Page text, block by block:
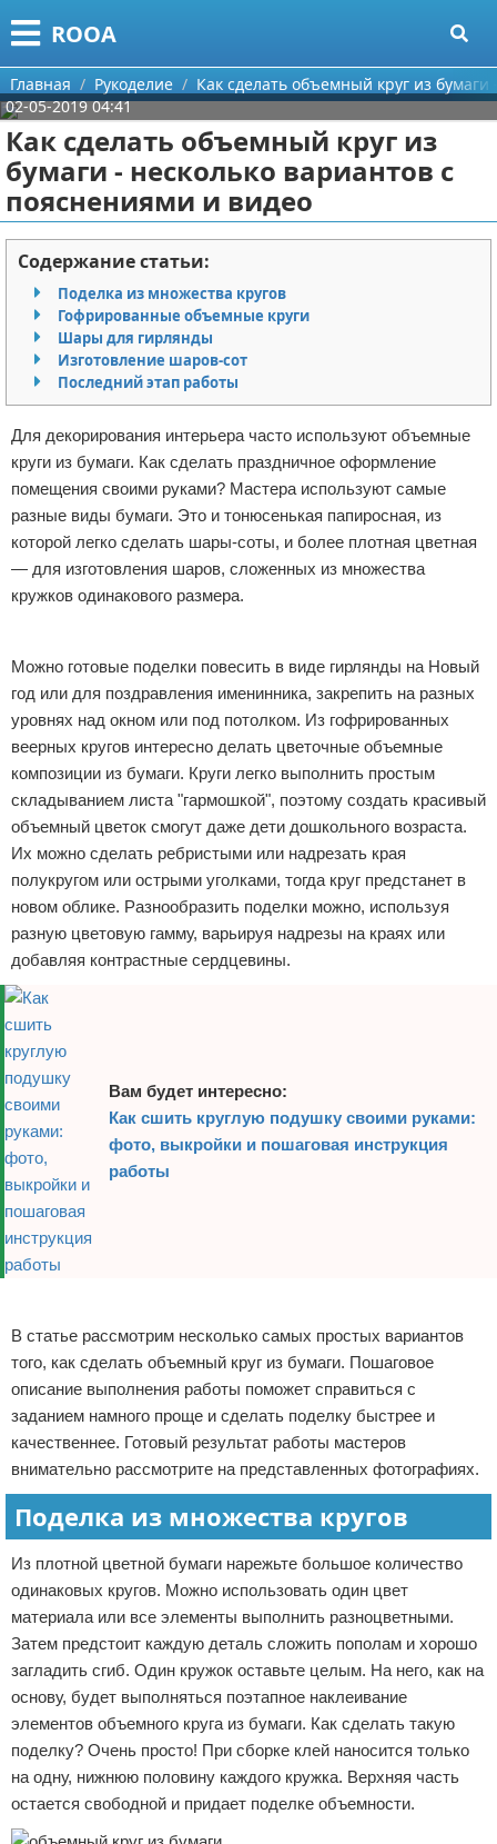
ROOA
Меню
Главная
Категории
Рукоделие
Программирование
Бизнес
Красота
Мода
Отношения
Самосовершенствование
Финансы
Поиск
О проекте
Контакты
Сотрудничество
Размещение рекламы
Для правообладателей
Условия предоставления информации
Отказ от ответственности
Главная Рукоделие
Как сделать объемный круг из
02-05-2019 04:41
Как сделать объемный круг из
бумаги - несколько вариантов с
пояснениями и видео
Содержание статьи:
Поделка из множества кругов
Гофрированные объемные круги
Шары для гирлянды
Изготовление шаров-сот
Последний этап работы
Для декорирования интерьера часто используют объемные
круги из бумаги. Как сделать праздничное оформление
помещения своими руками? Мастера используют самые
разные виды бумаги. Это и тонюсенькая папиросная, из
которой легко сделать шары-соты, и более плотная цветная
— для изготовления шаров, сложенных из множества
кружков одинакового размера.
Можно готовые поделки повесить в виде гирлянды на Новый
год или для поздравления именинника, закрепить на разных
уровнях над окном или под потолком. Из гофрированных
веерных кругов интересно делать цветочные объемные
композиции из бумаги. Круги легко выполнить простым
складыванием листа "гармошкой", поэтому создать красивый
объемный цветок смогут даже дети дошкольного возраста.
Их можно сделать ребристыми или надрезать края
полукругом или острыми уголками, тогда круг предстанет в
новом облике. Разнообразить поделки можно, используя
разную цветовую гамму, варьируя надрезы на краях или
добавляя контрастные сердцевины.
Вам будет интересно:
Как сшить круглую подушку своими руками:
фото, выкройки и пошаговая инструкция
работы
В статье рассмотрим несколько самых простых вариантов
того, как сделать объемный круг из бумаги. Пошаговое
описание выполнения работы поможет справиться с
заданием намного проще и сделать поделку быстрее и
качественнее. Готовый результат работы мастеров
внимательно рассмотрите на представленных фотографиях.
Поделка из множества кругов
Из плотной цветной бумаги нарежьте большое количество
одинаковых кругов. Можно использовать один цвет
материала или все элементы выполнить разноцветными.
Затем предстоит каждую деталь сложить пополам и хорошо
загладить сгиб. Один кружок оставьте целым. На него, как на
основу, будет выполняться поэтапное наклеивание
элементов объемного круга из бумаги. Как сделать такую
поделку? Очень просто! При сборке клей наносится только
на одну, нижнюю половину каждого кружка. Верхняя часть
остается свободной и придает поделке объемности.